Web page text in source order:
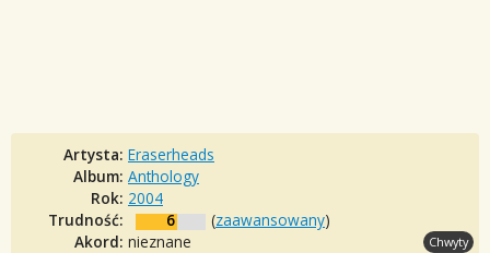
Artysta: Eraserheads
Album: Anthology
Rok: 2004
Trudność:
6 (zaawansowany)
Akord: nieznane Chwyty